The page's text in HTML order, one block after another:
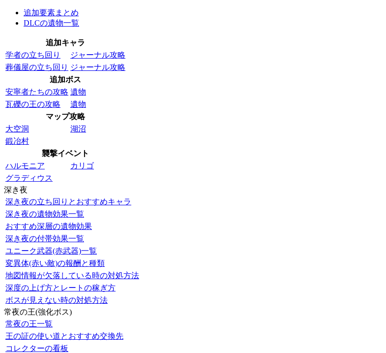
追加要素まとめ
DLCの遺物一覧
追加キャラ
学者の立ち回り
ジャーナル攻略
葬儀屋の立ち回り ジャーナル攻略
追加ボス
安寧者たちの攻略 遺物
瓦礫の王の攻略
遺物
マップ攻略
大空洞
湖沼
鍛冶村
襲撃イベント
ハルモニア
カリゴ
グラディウス
深き夜
深き夜の立ち回りとおすすめキャラ
深き夜の遺物効果一覧
おすすめ深層の遺物効果
深き夜の付帯効果一覧
ユニーク武器(赤武器)一覧
変異体(赤い敵)の報酬と種類
地図情報が欠落している時の対処方法
深度の上げ方とレートの稼ぎ方
ボスが見えない時の対処方法
常夜の王(強化ボス)
常夜の王一覧
王の証の使い道とおすすめ交換先
コレクターの看板